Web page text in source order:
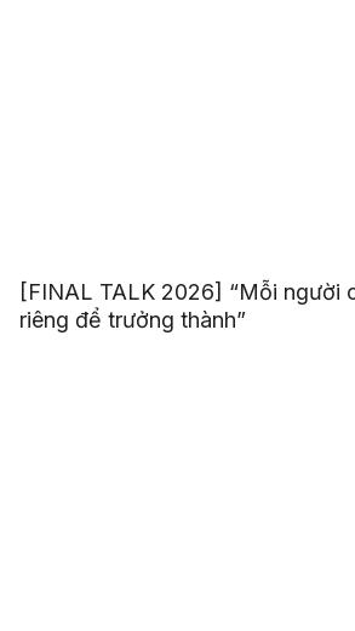
[FINAL TALK 2026] “Mỗi người
riêng để trưởng thành”